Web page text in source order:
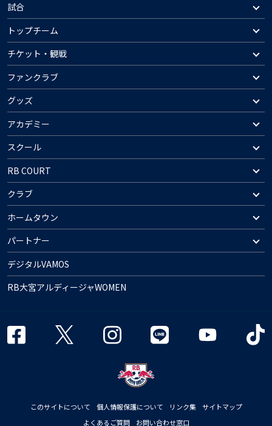
試合
トップチーム
チケット・観戦
ファンクラブ
グッズ
アカデミー
スクール
RB COURT
クラブ
ホームタウン
パートナー
デジタルVAMOS
RB大宮アルディージャWOMEN
このサイトについて 個人情報保護について リンク集
サイトマップ
よくあるご質問
お問い合わせ窓口